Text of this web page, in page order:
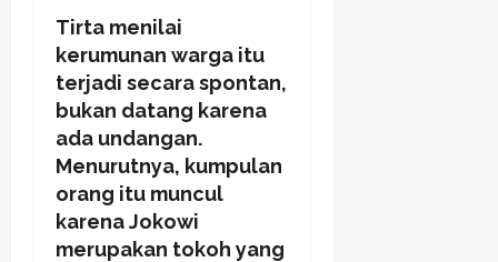
Tirta menilai
kerumunan warga itu
terjadi secara spontan,
bukan datang karena
ada undangan.
Menurutnya, kumpulan
orang itu muncul
karena Jokowi
merupakan tokoh yang